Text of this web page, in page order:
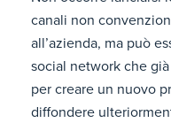
canali non
all’azienda, ma può
social network che
per creare un nuovo
diffondere